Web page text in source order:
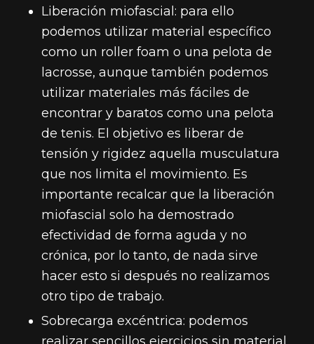
Liberación miofascial: para ello
podemos utilizar material específico
como un roller foam o una pelota de
lacrosse, aunque también podemos
utilizar materiales más fáciles de
encontrar y baratos como una pelota
de tenis. El objetivo es liberar de
tensión y rigidez aquella musculatura
que nos limita el movimiento. Es
importante recalcar que la liberación
miofascial solo ha demostrado
efectividad de forma aguda y no
crónica, por lo tanto, de nada sirve
hacer esto si después no realizamos
otro tipo de trabajo.
Sobrecarga excéntrica: podemos